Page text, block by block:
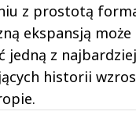
z prostotą
ekspansją może
jedną z najbardziej
historii